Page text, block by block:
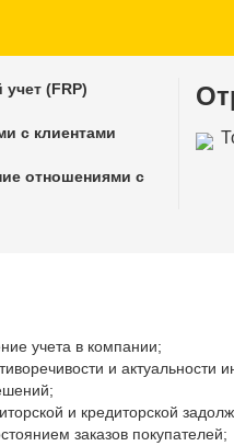
(FRP)
с клиентами
отношениями с
учета в компании;
и
и кредиторской
заказов покупателей;